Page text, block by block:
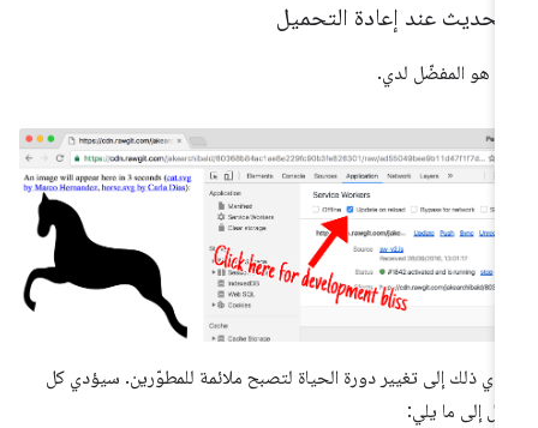
عند إعادة التحميل
هو المفضّل لدي.
ذلك إلى تغيير دورة الحياة لتصبح ملائمة للمطوّرين. سيؤدي كل
إلى ما يلي: